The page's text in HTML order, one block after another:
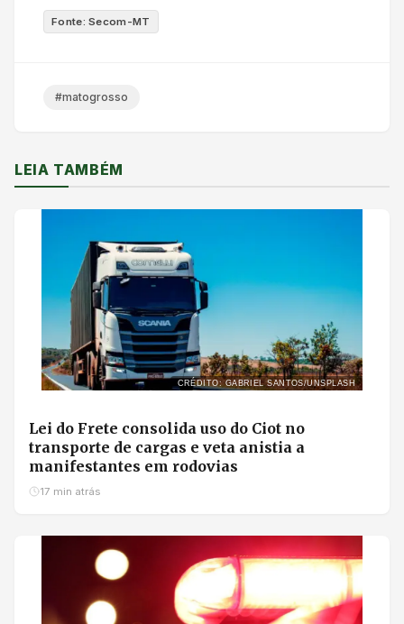
Fonte: Secom-MT
#matogrosso
LEIA TAMBÉM
CRÉDITO: GABRIEL SANTOS/UNSPLASH
Lei do Frete consolida uso do Ciot no
transporte de cargas e veta anistia a
manifestantes em rodovias
17 min atrás